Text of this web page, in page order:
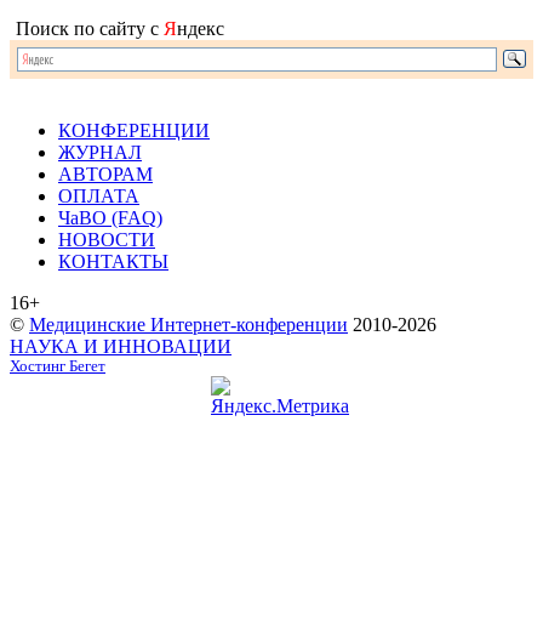
Поиск по сайту с Яндекс
КОНФЕРЕНЦИИ
ЖУРНАЛ
АВТОРАМ
ОПЛАТА
ЧаВО (FAQ)
НОВОСТИ
КОНТАКТЫ
16+
© Медицинские Интернет-конференции 2010-2026
НАУКА И ИННОВАЦИИ
Хостинг Бегет